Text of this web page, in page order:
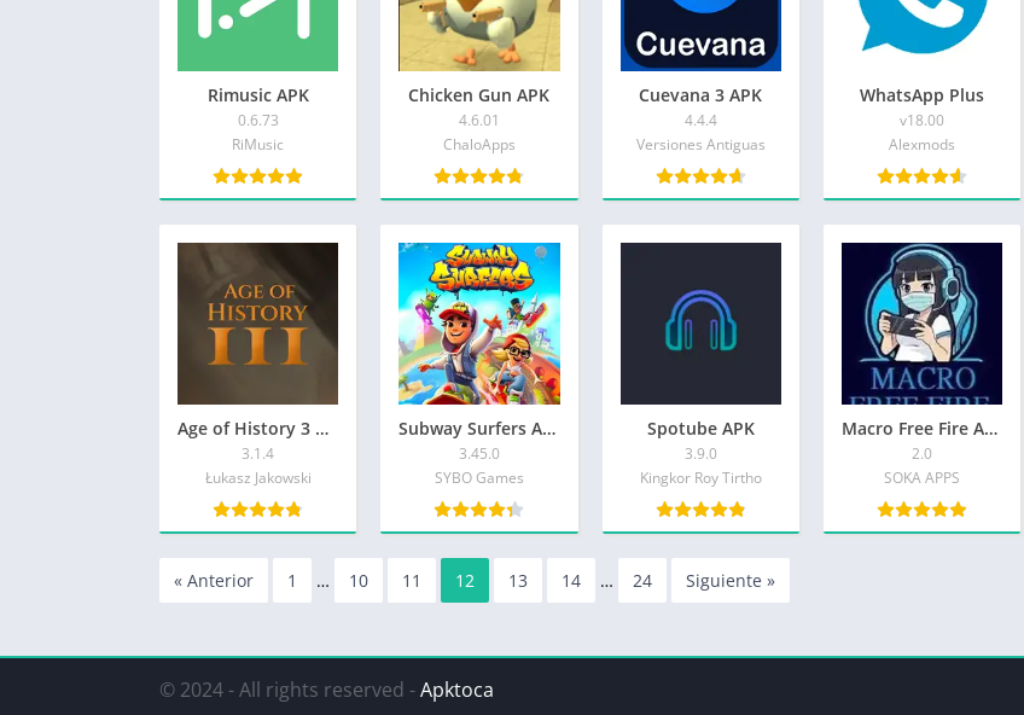
Rimusic APK
0.6.73
RiMusic
Chicken Gun APK
4.6.01
ChaloApps
Cuevana 3 APK
4.4.4
Versiones Antiguas
WhatsApp Plus
v18.00
Alexmods
Age of History 3 APK
3.1.4
Łukasz Jakowski
Subway Surfers APK
3.45.0
SYBO Games
Spotube APK
3.9.0
Kingkor Roy Tirtho
Macro Free Fire APK
2.0
SOKA APPS
« Anterior 1 … 10 11 12 13 14 … 24 Siguiente »
© 2024 - All rights reserved -Apktoca